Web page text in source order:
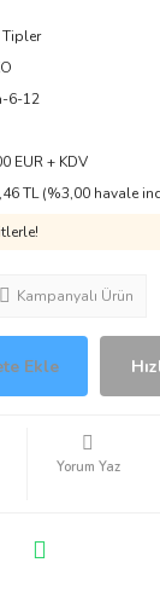
Tipler
6-12
EUR + KDV
TL (%3,00 havale
Kampanyalı Ürün
Ekle
Yorum Yaz